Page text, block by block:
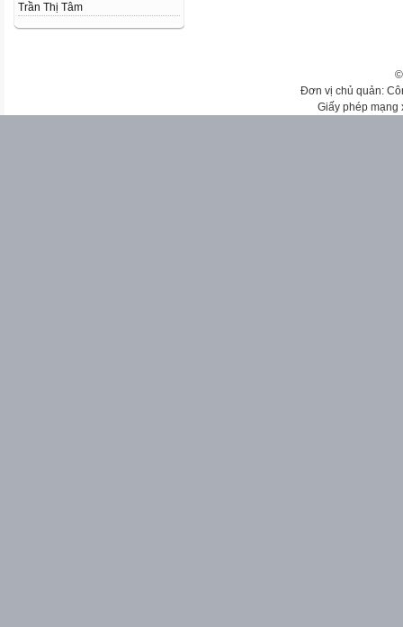
Trần Thị Tâm
Đơn vị chủ quản:
Giấy phép mạng